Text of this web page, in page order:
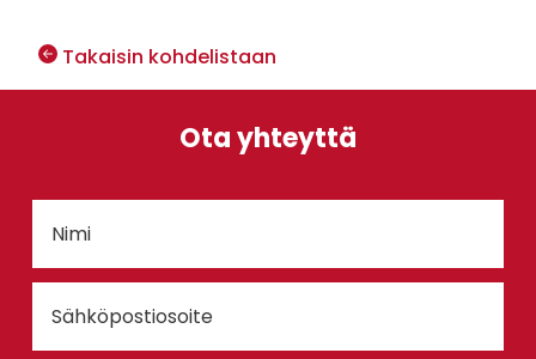
Takaisin kohdelistaan
Ota yhteyttä